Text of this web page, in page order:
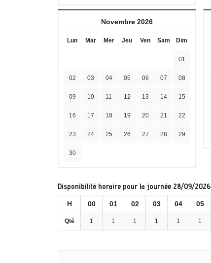
Novembre 2026
Lun Mar Mer Jeu Ven Sam Dim
01
02 03 04 05 06 07 08
09 10 11 12 13 14 15
16 17 18 19 20 21 22
23 24 25 26 27 28 29
30
Disponibilité horaire pour la journée 28/09/2026
H 00 01 02 03 04 05
Qté 1 1 1 1 1 1